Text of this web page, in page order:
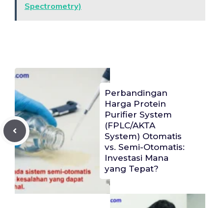
Spectrometry)
Perbandingan
Harga Protein
Purifier System
(FPLC/AKTA
System) Otomatis
vs. Semi-Otomatis:
Investasi Mana
yang Tepat?